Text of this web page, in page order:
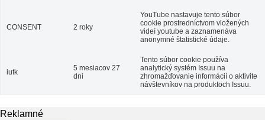
CONSENT 2 roky
YouTube nastavuje tento súbor
cookie prostredníctvom vložených
videí youtube a zaznamenáva
anonymné štatistické údaje.
iutk
5 mesiacov 27
dni
Tento súbor cookie používa
analytický systém Issuu na
zhromažďovanie informácií o aktivite
návštevníkov na produktoch Issuu.
Reklamné